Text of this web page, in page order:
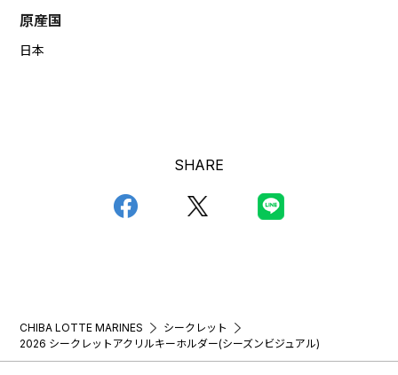
原産国
日本
SHARE
CHIBA LOTTE MARINES
シークレット
2026 シークレットアクリルキーホルダー(シーズンビジュアル)